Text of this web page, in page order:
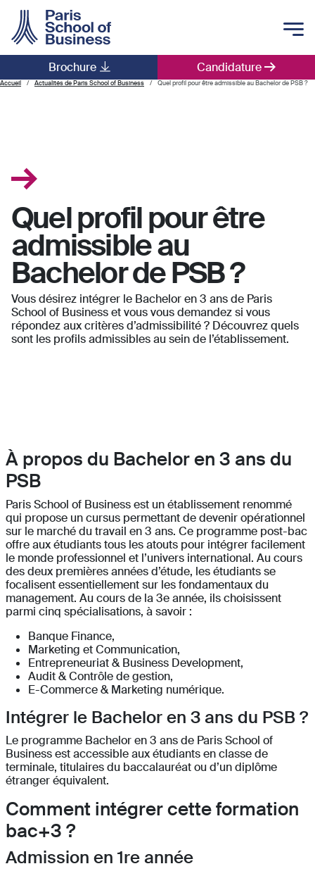
Candidature
Brochure
Main navigation
Accueil Actualités de Paris School of Business Quel profil pour être admissible au Bachelor de PSB ?
Quel profil pour être
admissible au
Bachelor de PSB ?
Vous désirez intégrer le Bachelor en 3 ans de Paris
School of Business et vous vous demandez si vous
répondez aux critères d’admissibilité ? Découvrez quels
sont les profils admissibles au sein de l’établissement.
À propos du Bachelor en 3 ans du
PSB
Paris School of Business est un établissement renommé
qui propose un cursus permettant de devenir opérationnel
sur le marché du travail en 3 ans. Ce programme post-bac
offre aux étudiants tous les atouts pour intégrer facilement
le monde professionnel et l’univers international. Au cours
des deux premières années d’étude, les étudiants se
focalisent essentiellement sur les fondamentaux du
management. Au cours de la 3e année, ils choisissent
parmi cinq spécialisations, à savoir :
Banque Finance,
Marketing et Communication,
Entrepreneuriat & Business Development,
Audit & Contrôle de gestion,
E-Commerce & Marketing numérique.
Intégrer le Bachelor en 3 ans du PSB ?
Le programme Bachelor en 3 ans de Paris School of
Business est accessible aux étudiants en classe de
terminale, titulaires du baccalauréat ou d’un diplôme
étranger équivalent.
Comment intégrer cette formation
bac+3 ?
Admission en 1re année